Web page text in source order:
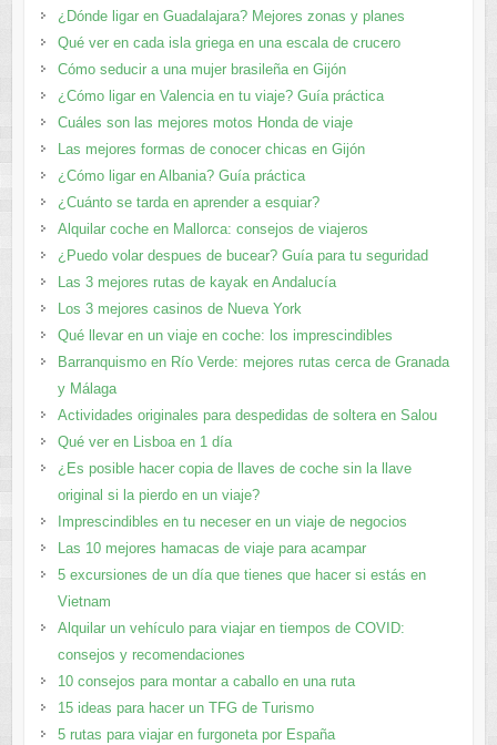
¿Dónde ligar en Guadalajara? Mejores zonas y planes​
Qué ver en cada isla griega en una escala de crucero
Cómo seducir a una mujer brasileña en Gijón
¿Cómo ligar en Valencia en tu viaje? Guía práctica
Cuáles son las mejores motos Honda de viaje
Las mejores formas de conocer chicas en Gijón
¿Cómo ligar en Albania? Guía práctica
¿Cuánto se tarda en aprender a esquiar?
Alquilar coche en Mallorca: consejos de viajeros
¿Puedo volar despues de bucear? Guía para tu seguridad
Las 3 mejores rutas de kayak en Andalucía
Los 3 mejores casinos de Nueva York
Qué llevar en un viaje en coche: los imprescindibles
Barranquismo en Río Verde: mejores rutas cerca de Granada
y Málaga
Actividades originales para despedidas de soltera en Salou
Qué ver en Lisboa en 1 día
¿Es posible hacer copia de llaves de coche sin la llave
original si la pierdo en un viaje?
Imprescindibles en tu neceser en un viaje de negocios
Las 10 mejores hamacas de viaje para acampar
5 excursiones de un día que tienes que hacer si estás en
Vietnam
Alquilar un vehículo para viajar en tiempos de COVID:
consejos y recomendaciones
10 consejos para montar a caballo en una ruta
15 ideas para hacer un TFG de Turismo
5 rutas para viajar en furgoneta por España